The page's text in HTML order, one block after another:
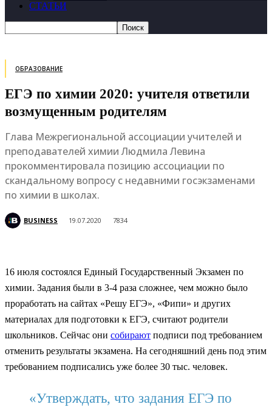
СТАТЬИ
ОБРАЗОВАНИЕ
ЕГЭ по химии 2020: учителя ответили
возмущенным родителям
Глава Межрегиональной ассоциации учителей и
преподавателей химии Людмила Левина
прокомментировала позицию ассоциации по
скандальному вопросу с недавними госэкзаменами
по химии в школах.
BUSINESS 19.07.2020 7834
16 июля состоялся Единый Государственный Экзамен по
химии. Задания были в 3-4 раза сложнее, чем можно было
проработать на сайтах «Решу ЕГЭ», «Фипи» и других
материалах для подготовки к ЕГЭ, считают родители
школьников. Сейчас они собирают подписи под требованием
отменить результаты экзамена. На сегодняшний день под этим
требованием подписались уже более 30 тыс. человек.
«Утверждать, что задания ЕГЭ по